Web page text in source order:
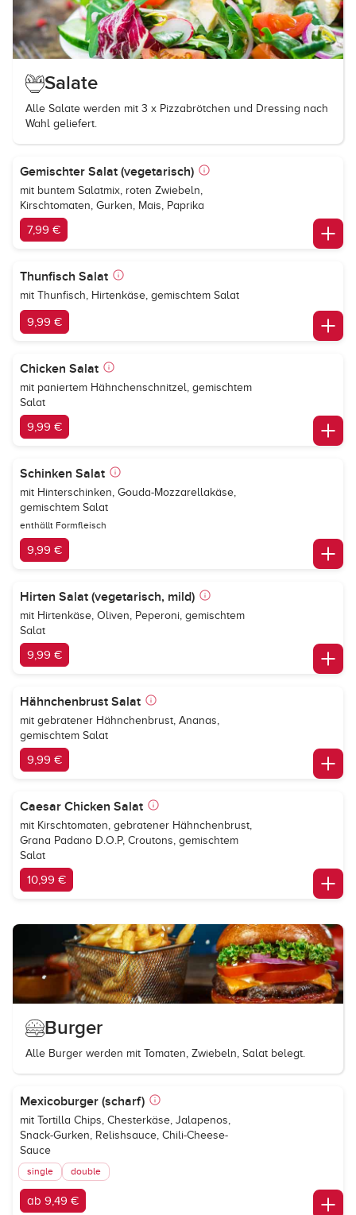
Salate
Alle Salate werden mit 3 x Pizzabrötchen und Dressing nach
Wahl geliefert.
Gemischter Salat (vegetarisch)
mit buntem Salatmix, roten Zwiebeln,
Kirschtomaten, Gurken, Mais, Paprika
7,99 €
Thunfisch Salat
mit Thunfisch, Hirtenkäse, gemischtem Salat
9,99 €
Chicken Salat
mit paniertem Hähnchenschnitzel, gemischtem
Salat
9,99 €
Schinken Salat
mit Hinterschinken, Gouda-Mozzarellakäse,
gemischtem Salat
enthällt Formfleisch
9,99 €
Hirten Salat (vegetarisch, mild)
mit Hirtenkäse, Oliven, Peperoni, gemischtem
Salat
9,99 €
Hähnchenbrust Salat
mit gebratener Hähnchenbrust, Ananas,
gemischtem Salat
9,99 €
Caesar Chicken Salat
mit Kirschtomaten, gebratener Hähnchenbrust,
Grana Padano D.O.P, Croutons, gemischtem
Salat
10,99 €
Burger
Alle Burger werden mit Tomaten, Zwiebeln, Salat belegt.
Mexicoburger (scharf)
mit Tortilla Chips, Chesterkäse, Jalapenos,
Snack-Gurken, Relishsauce, Chili-Cheese-
Sauce
single double
ab 9,49 €